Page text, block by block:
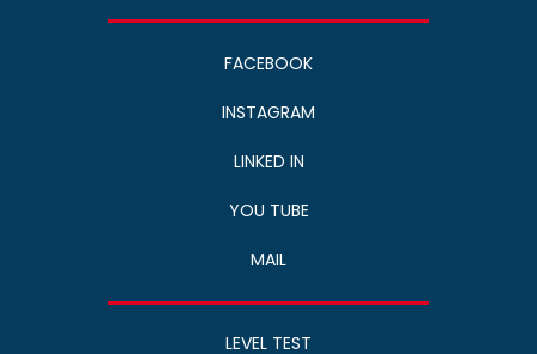
FACEBOOK
INSTAGRAM
LINKED IN
YOU TUBE
MAIL
LEVEL TEST